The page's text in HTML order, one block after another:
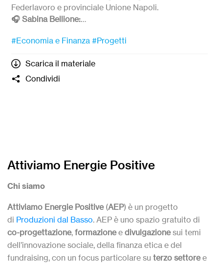
Federlavoro e provinciale Unione Napoli.
🎧 Sabina Bellione:
presidente di Diesis Network e Direttore Generale
amministrativa per la Fondazione Casa del Giovane.
Esperta in negoziazione, organizzazioni no profit,
#Economia e Finanza #Progetti
Scarica il materiale
Condividi
Attiviamo Energie Positive
Chi siamo
Attiviamo Energie Positive(AEP) è un progetto
di Produzioni dal Basso. AEP è uno spazio gratuito di
co-progettazione, formazionee divulgazionesui temi
dell’innovazione sociale, della finanza etica e del
fundraising, con un focus particolare su terzo settoree